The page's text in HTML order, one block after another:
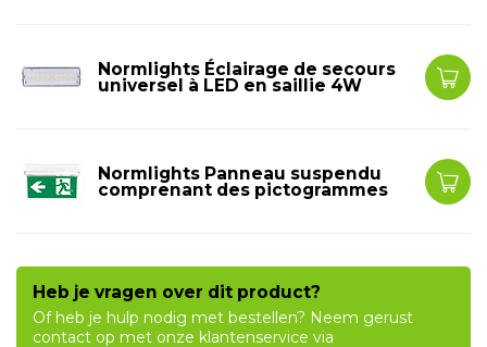
Normlights Éclairage de secours
universel à LED en saillie 4W
Normlights Panneau suspendu
comprenant des pictogrammes
Heb je vragen over dit product?
Of heb je hulp nodig met bestellen? Neem gerust
contact op met onze klantenservice via